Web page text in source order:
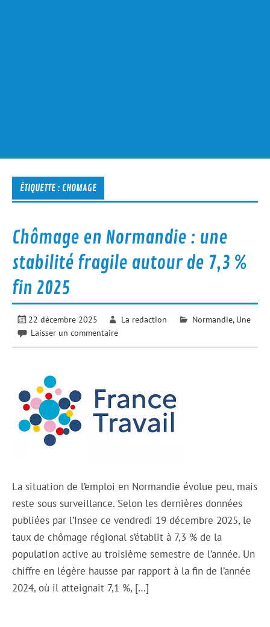
ÉTIQUETTE : CHOMAGE
Chômage en Normandie : une
stabilité fragile autour de 7,3 %
fin 2025
22 décembre 2025 La redaction Normandie, Une
Laisser un commentaire
La situation de l’emploi en Normandie évolue peu, mais
reste sous surveillance. Selon les dernières données
publiées par l’Insee ce vendredi 19 décembre 2025, le
taux de chômage régional s’établit à 7,3 % de la
population active au troisième semestre de l’année. Un
chiffre en légère hausse par rapport à la fin de l’année
2024, où il atteignait 7,1 %, […]